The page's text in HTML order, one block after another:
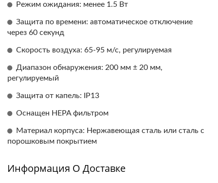
Режим ожидания: менее 1.5 Вт
Защита по времени: автоматическое отключение
через 60 секунд
Скорость воздуха: 65-95 м/с, регулируемая
Диапазон обнаружения: 200 мм ± 20 мм,
регулируемый
Защита от капель: IP13
Оснащен HEPA фильтром
Материал корпуса: Нержавеющая сталь или сталь с
порошковым покрытием
Информация О Доставке